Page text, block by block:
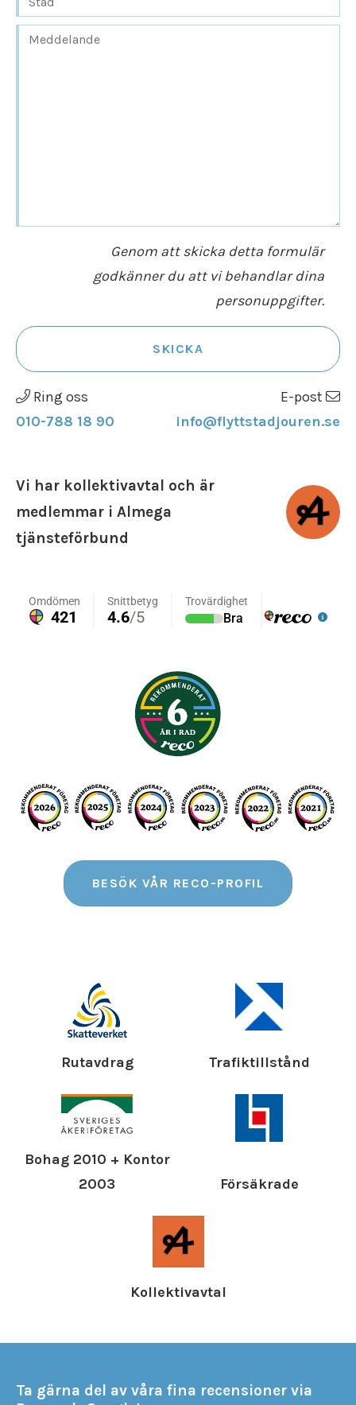
Genom att skicka detta formulär
godkänner du att vi behandlar dina
personuppgifter.
SKICKA
Ring oss
010-788 18 90
E-post
info@flyttstadjouren.se
Vi har kollektivavtal och är
medlemmar i Almega
tjänsteförbund
BESÖK VÅR RECO-PROFIL
Rutavdrag Trafiktillstånd
Bohag 2010 + Kontor
2003
Försäkrade
Kollektivavtal
Ta gärna del av våra fina recensioner via